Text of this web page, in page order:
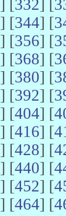
] [332] [
] [344] [
] [356] [
] [368] [
] [380] [
] [392] [
] [404] [
] [416] [
] [428] [
] [440] [
] [452] [
] [464] [